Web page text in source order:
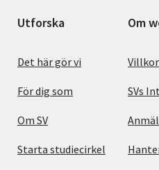
Utforska
Det här gör vi
För dig som
Om SV
Starta studiecirkel
Om
SVs